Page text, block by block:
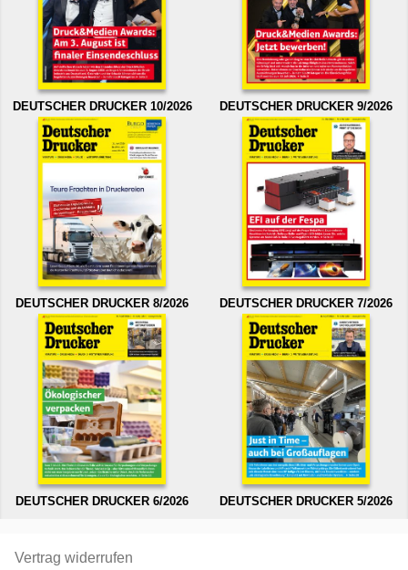
DEUTSCHER DRUCKER 10/2026 DEUTSCHER DRUCKER 9/2026
DEUTSCHER DRUCKER 8/2026 DEUTSCHER DRUCKER 7/2026
DEUTSCHER DRUCKER 6/2026 DEUTSCHER DRUCKER 5/2026
Vertrag widerrufen